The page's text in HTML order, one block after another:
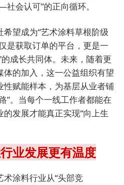
会认可”的正向循环。
望成为“艺术涂料草根阶级
获取订单的平台，更是一
成长共同体。未来，随着更
的加入，这一公益组织有望
性赋能样本，为基层从业者铺
”。当每个一线工作者都能在
发展才能真正实现“向上生
业发展更有温度
涂料行业从“头部竞